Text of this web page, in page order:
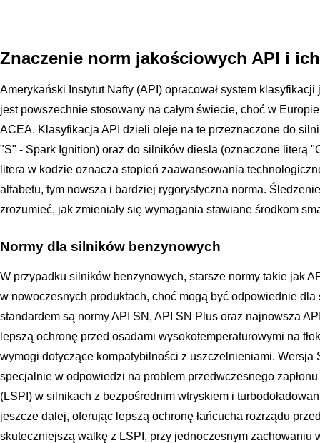
Znaczenie norm jakościowych API i
Amerykański Instytut Nafty (API) opracował system
jest powszechnie stosowany na całym świecie, choć w
ACEA. Klasyfikacja API dzieli oleje na te przeznaczone do
"S" - Spark Ignition) oraz do silników diesla (oznaczone literą
litera w kodzie oznacza stopień zaawansowania
alfabetu, tym nowsza i bardziej rygorystyczna norma.
zrozumieć, jak zmieniały się wymagania stawiane środkom
Normy dla silników benzynowych
W przypadku silników benzynowych, starsze normy takie jak
w nowoczesnych produktach, choć mogą być odpowiednie
standardem są normy API SN, API SN Plus oraz najnowsza
lepszą ochronę przed osadami wysokotemperaturowymi na
wymogi dotyczące kompatybilności z uszczelnieniami. Wersja
specjalnie w odpowiedzi na problem przedwczesnego
(LSPI) w silnikach z bezpośrednim wtryskiem i
jeszcze dalej, oferując lepszą ochronę łańcucha rozrządu
skuteczniejszą walkę z LSPI, przy jednoczesnym zachowaniu